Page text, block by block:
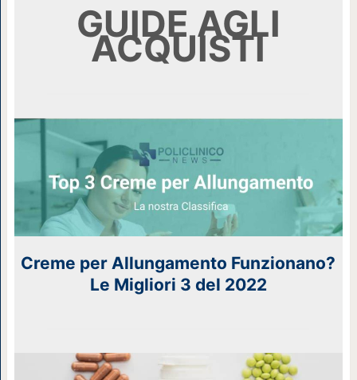
GUIDE AGLI
ACQUISTI
Creme per Allungamento Funzionano?
Le Migliori 3 del 2022